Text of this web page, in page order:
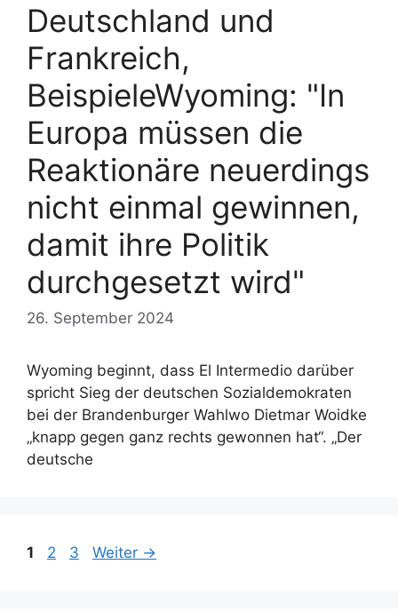
Deutschland und
Frankreich,
BeispieleWyoming: "In
Europa müssen die
Reaktionäre neuerdings
nicht einmal gewinnen,
damit ihre Politik
durchgesetzt wird"
26. September 2024
Wyoming beginnt, dass El Intermedio darüber
spricht Sieg der deutschen Sozialdemokraten
bei der Brandenburger Wahlwo Dietmar Woidke
„knapp gegen ganz rechts gewonnen hat“. „Der
deutsche
Seite
1 Seite
2 Seite
3 Weiter →